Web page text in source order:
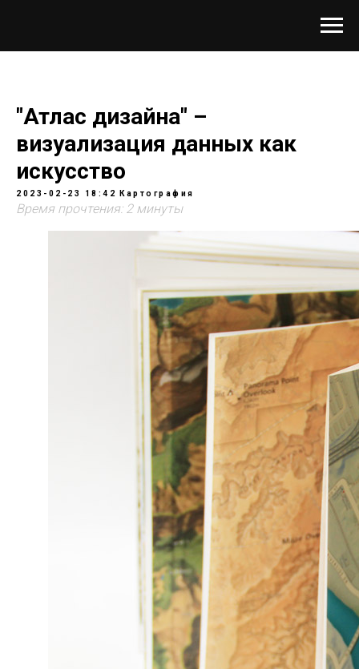
"Атлас дизайна" –
визуализация данных как
искусство
2023-02-23 18:42 Картография
Время прочтения: 2 минуты